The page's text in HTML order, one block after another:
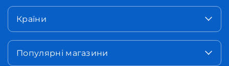
Країни
Популярні магазини